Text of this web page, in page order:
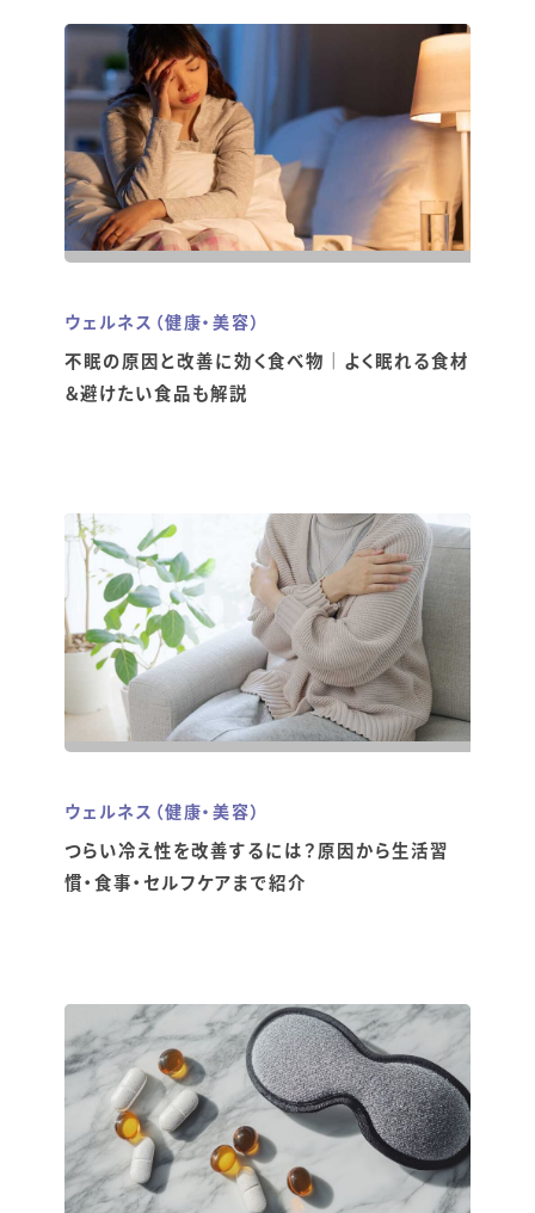
ウェルネス（健康・美容）
不眠の原因と改善に効く食べ物｜よく眠れる食材
＆避けたい食品も解説
ウェルネス（健康・美容）
つらい冷え性を改善するには？原因から生活習
慣・食事・セルフケアまで紹介